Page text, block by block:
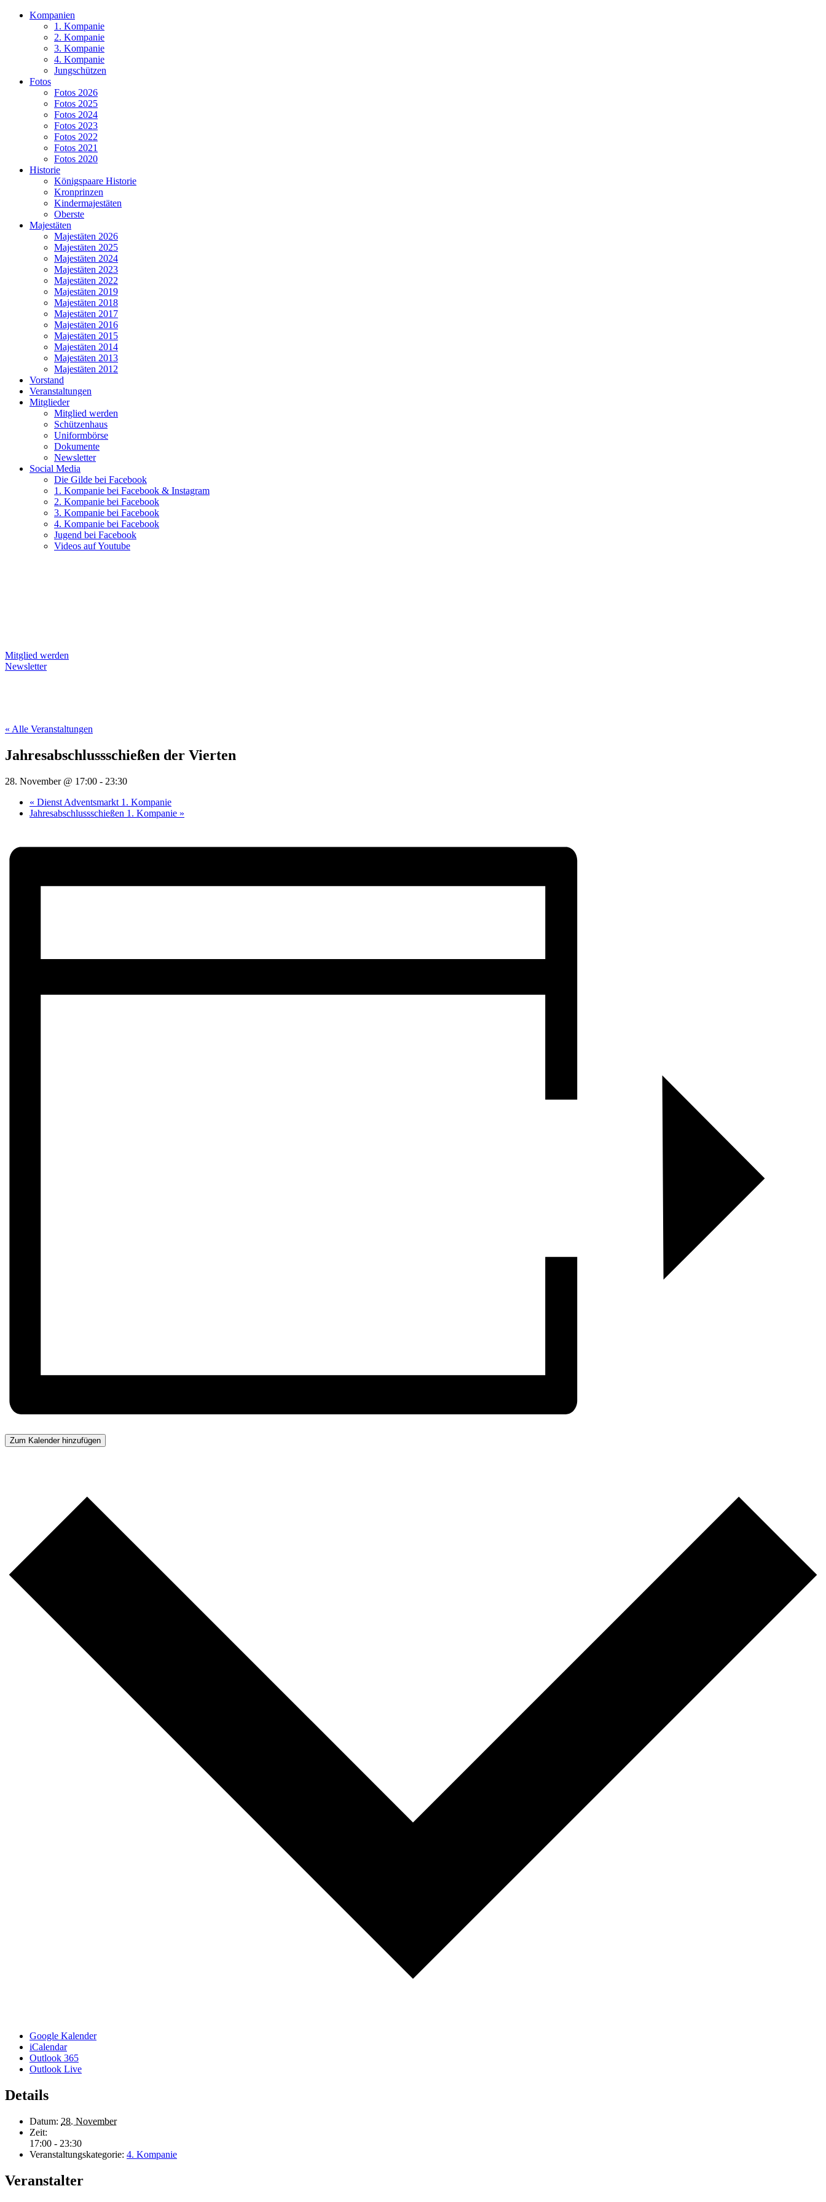
Kompanien
1. Kompanie
2. Kompanie
3. Kompanie
4. Kompanie
Jungschützen
Fotos
Fotos 2026
Fotos 2025
Fotos 2024
Fotos 2023
Fotos 2022
Fotos 2021
Fotos 2020
Historie
Königspaare Historie
Kronprinzen
Kindermajestäten
Oberste
Majestäten
Majestäten 2026
Majestäten 2025
Majestäten 2024
Majestäten 2023
Majestäten 2022
Majestäten 2019
Majestäten 2018
Majestäten 2017
Majestäten 2016
Majestäten 2015
Majestäten 2014
Majestäten 2013
Majestäten 2012
Vorstand
Veranstaltungen
Mitglieder
Mitglied werden
Schützenhaus
Uniformbörse
Dokumente
Newsletter
Social Media
Die Gilde bei Facebook
1. Kompanie bei Facebook & Instagram
2. Kompanie bei Facebook
3. Kompanie bei Facebook
4. Kompanie bei Facebook
Jugend bei Facebook
Videos auf Youtube
Mitglied werden
Newsletter
« Alle Veranstaltungen
Jahresabschlussschießen der Vierten
28. November @ 17:00 - 23:30
« Dienst Adventsmarkt 1. Kompanie
Jahresabschlussschießen 1. Kompanie »
Zum Kalender hinzufügen
Google Kalender
iCalendar
Outlook 365
Outlook Live
Details
Datum: 28. November
Zeit:
17:00 - 23:30
Veranstaltungskategorie: 4. Kompanie
Veranstalter